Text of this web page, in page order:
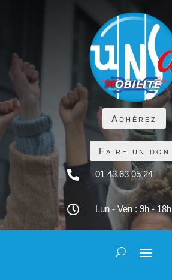
Adhérez
Faire un don
 01 43 63 05 24
 Lun - Ven : 9h - 18h